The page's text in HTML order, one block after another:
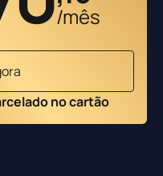
/mês
no cartão